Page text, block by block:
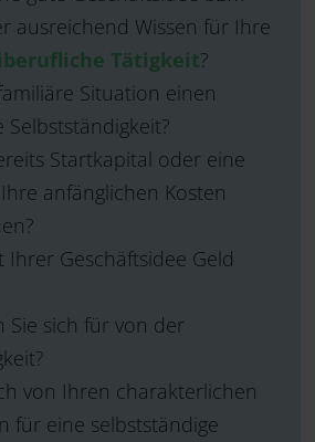
ausreichend Wissen für Ihre
Tätigkeit?
Situation einen
Selbstständigkeit?
Startkapital oder eine
anfänglichen Kosten
Ihrer Geschäftsidee Geld
Sie sich für von der
von Ihren charakterlichen
für eine selbstständige